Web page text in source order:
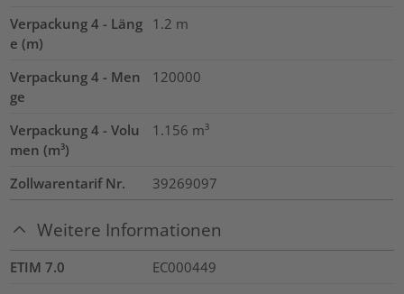
Verpackung 4 - Läng
e (m)
1.2 m
Verpackung 4 - Men
ge
120000
Verpackung 4 - Volu
men (m³)
1.156 m³
Zollwarentarif Nr. 39269097
Weitere Informationen
ETIM 7.0
EC000449